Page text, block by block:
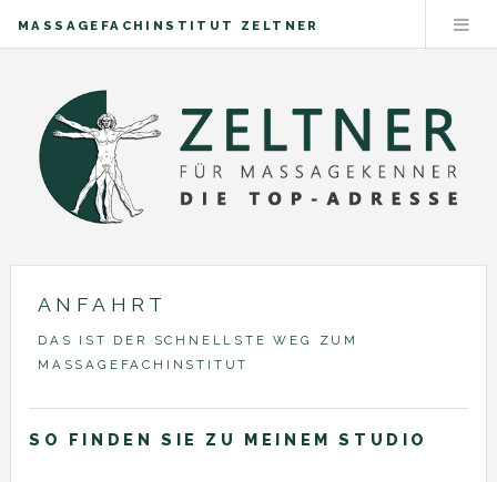
MASSAGEFACHINSTITUT ZELTNER
ANFAHRT
DAS IST DER SCHNELLSTE WEG ZUM
MASSAGEFACHINSTITUT
SO FINDEN SIE ZU MEINEM STUDIO